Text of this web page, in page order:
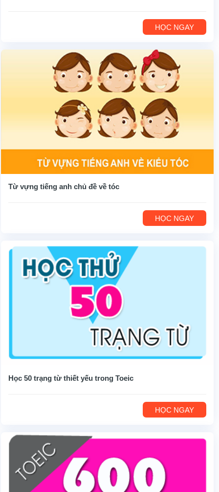
HỌC NGAY
Từ vựng tiếng anh chủ đề về tóc
HỌC NGAY
Học 50 trạng từ thiết yếu trong Toeic
HỌC NGAY